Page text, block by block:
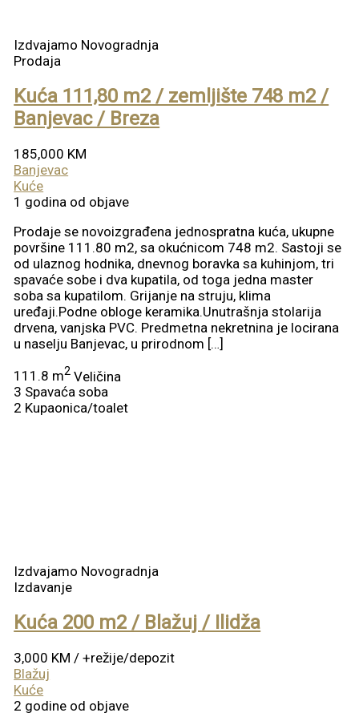
Izdvajamo Novogradnja
Prodaja
Kuća 111,80 m2 / zemljište 748 m2 /
Banjevac / Breza
185,000 KM
Banjevac
Kuće
1 godina od objave
Prodaje se novoizgrađena jednospratna kuća, ukupne
površine 111.80 m2, sa okućnicom 748 m2. Sastoji se
od ulaznog hodnika, dnevnog boravka sa kuhinjom, tri
spavaće sobe i dva kupatila, od toga jedna master
soba sa kupatilom. Grijanje na struju, klima
uređaji.Podne obloge keramika.Unutrašnja stolarija
drvena, vanjska PVC. Predmetna nekretnina je locirana
u naselju Banjevac, u prirodnom […]
111.8 m2 Veličina
3 Spavaća soba
2 Kupaonica/toalet
Izdvajamo Novogradnja
Izdavanje
Kuća 200 m2 / Blažuj / Ilidža
3,000 KM/ +režije/depozit
Blažuj
Kuće
2 godine od objave